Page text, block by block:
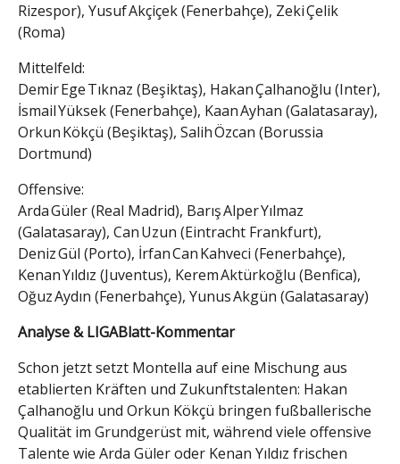
Rizespor), Yusuf Akçiçek (Fenerbahçe), Zeki Çelik
(Roma)
Mittelfeld:
Demir Ege Tıknaz (Beşiktaş), Hakan Çalhanoğlu (Inter),
İsmail Yüksek (Fenerbahçe), Kaan Ayhan (Galatasaray),
Orkun Kökçü (Beşiktaş), Salih Özcan (Borussia
Dortmund)
Offensive:
Arda Güler (Real Madrid), Barış Alper Yılmaz
(Galatasaray), Can Uzun (Eintracht Frankfurt),
Deniz Gül (Porto), İrfan Can Kahveci (Fenerbahçe),
Kenan Yıldız (Juventus), Kerem Aktürkoğlu (Benfica),
Oğuz Aydın (Fenerbahçe), Yunus Akgün (Galatasaray)
Analyse & LIGABlatt-Kommentar
Schon jetzt setzt Montella auf eine Mischung aus
etablierten Kräften und Zukunftstalenten: Hakan
Çalhanoğlu und Orkun Kökçü bringen fußballerische
Qualität im Grundgerüst mit, während viele offensive
Talente wie Arda Güler oder Kenan Yıldız frischen